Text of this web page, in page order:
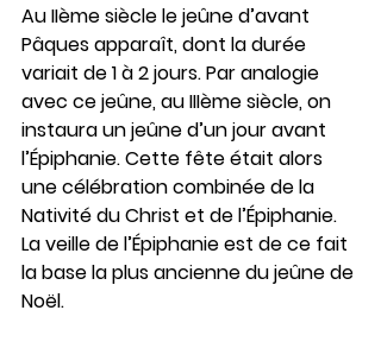
Au IIème siècle le jeûne d’avant
Pâques apparaît, dont la durée
variait de 1 à 2 jours. Par analogie
avec ce jeûne, au IIIème siècle, on
instaura un jeûne d’un jour avant
l’Épiphanie. Cette fête était alors
une célébration combinée de la
Nativité du Christ et de l’Épiphanie.
La veille de l’Épiphanie est de ce fait
la base la plus ancienne du jeûne de
Noël.